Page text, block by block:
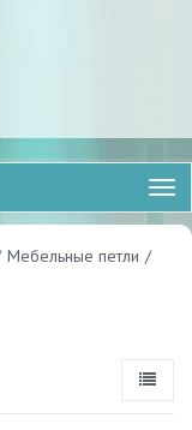
Мебельные петли /